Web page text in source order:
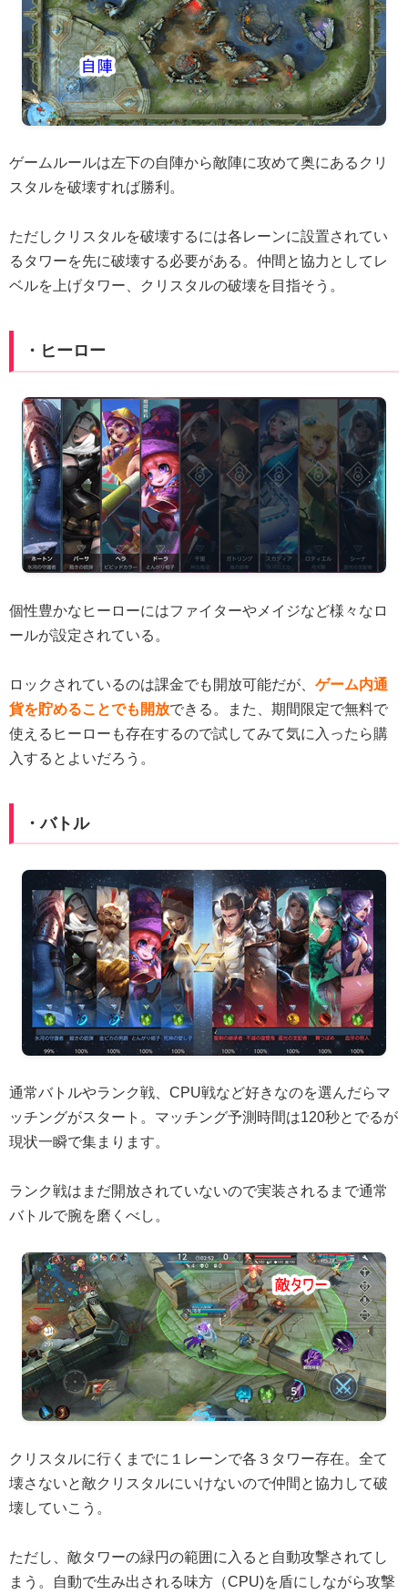
ゲームルールは左下の自陣から敵陣に攻めて奥にあるクリ
スタルを破壊すれば勝利。
ただしクリスタルを破壊するには各レーンに設置されてい
るタワーを先に破壊する必要がある。仲間と協力としてレ
ベルを上げタワー、クリスタルの破壊を目指そう。
・ヒーロー
個性豊かなヒーローにはファイターやメイジなど様々なロ
ールが設定されている。
ロックされているのは課金でも開放可能だが、 ゲーム内通
貨を貯めることでも開放できる。また、期間限定で無料で
使えるヒーローも存在するので試してみて気に入ったら購
入するとよいだろう。
・バトル
通常バトルやランク戦、CPU戦など好きなのを選んだらマ
ッチングがスタート。マッチング予測時間は120秒とでるが
現状一瞬で集まります。
ランク戦はまだ開放されていないので実装されるまで通常
バトルで腕を磨くべし。
クリスタルに行くまでに１レーンで各３タワー存在。全て
壊さないと敵クリスタルにいけないので仲間と協力して破
壊していこう。
ただし、敵タワーの緑円の範囲に入ると自動攻撃されてし
まう。自動で生み出される味方（CPU)を盾にしながら攻撃